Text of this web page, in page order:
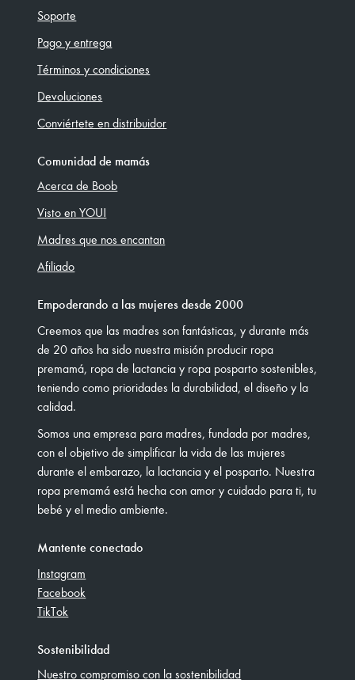
Soporte
Pago y entrega
Términos y condiciones
Devoluciones
Conviértete en distribuidor
Comunidad de mamás
Acerca de Boob
Visto en YOU!
Madres que nos encantan
Afiliado
Empoderando a las mujeres desde 2000
Creemos que las madres son fantásticas, y durante más
de 20 años ha sido nuestra misión producir ropa
premamá, ropa de lactancia y ropa posparto sostenibles,
teniendo como prioridades la durabilidad, el diseño y la
calidad.
Somos una empresa para madres, fundada por madres,
con el objetivo de simplificar la vida de las mujeres
durante el embarazo, la lactancia y el posparto. Nuestra
ropa premamá está hecha con amor y cuidado para ti, tu
bebé y el medio ambiente.
Mantente conectado
Instagram
Facebook
TikTok
Sostenibilidad
Nuestro compromiso con la sostenibilidad